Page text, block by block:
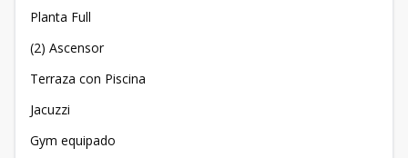
Planta Full
(2) Ascensor
Terraza con Piscina
Jacuzzi
Gym equipado